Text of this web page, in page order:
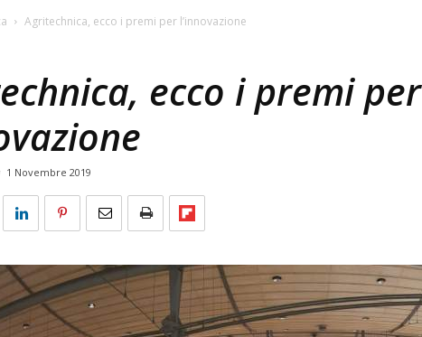
Agritechnica, ecco i premi per l’innovazione
ecco i premi per
1 Novembre 2019